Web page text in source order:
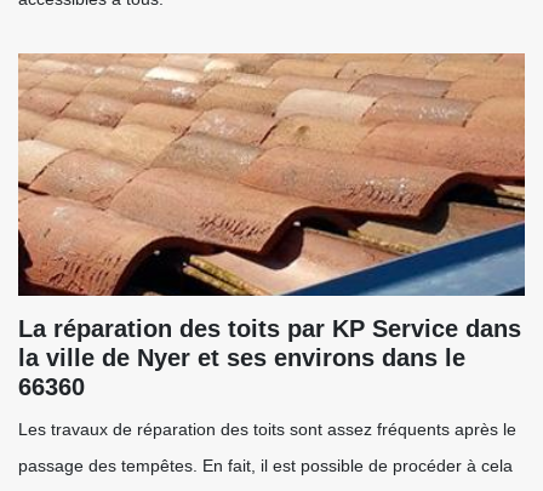
La réparation des toits par KP Service dans
la ville de Nyer et ses environs dans le
66360
Les travaux de réparation des toits sont assez fréquents après le
passage des tempêtes. En fait, il est possible de procéder à cela